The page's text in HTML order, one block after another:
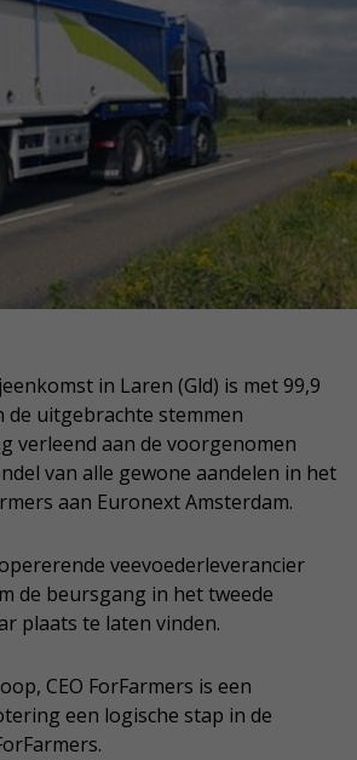
in Laren (Gld) is met 99,9
de uitgebrachte stemmen
verleend aan de voorgenomen
van alle gewone aandelen in het
aan Euronext Amsterdam.
veevoederleverancier
de beursgang in het tweede
plaats te laten vinden.
CEO ForFarmers is een
een logische stap in de